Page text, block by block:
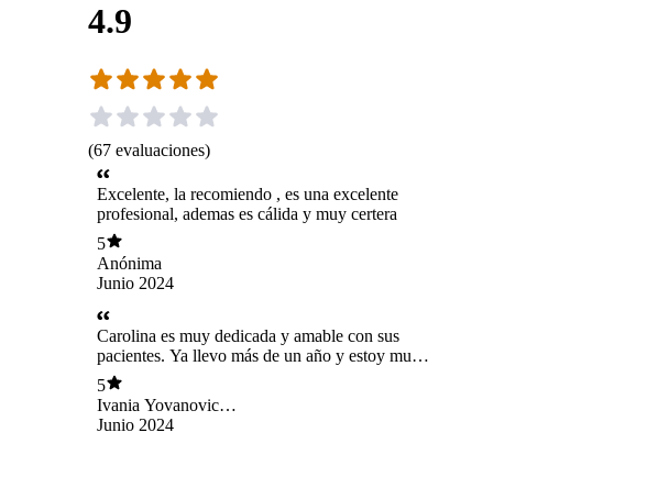
4.9
(67 evaluaciones)
Excelente, la recomiendo , es una excelente
profesional, ademas es cálida y muy certera
5
Anónima
Junio 2024
Carolina es muy dedicada y amable con sus
pacientes. Ya llevo más de un año y estoy muy
agradecida de su profesionalismo y atención.
5
Ivania Yovanovic
Lopez
Junio 2024